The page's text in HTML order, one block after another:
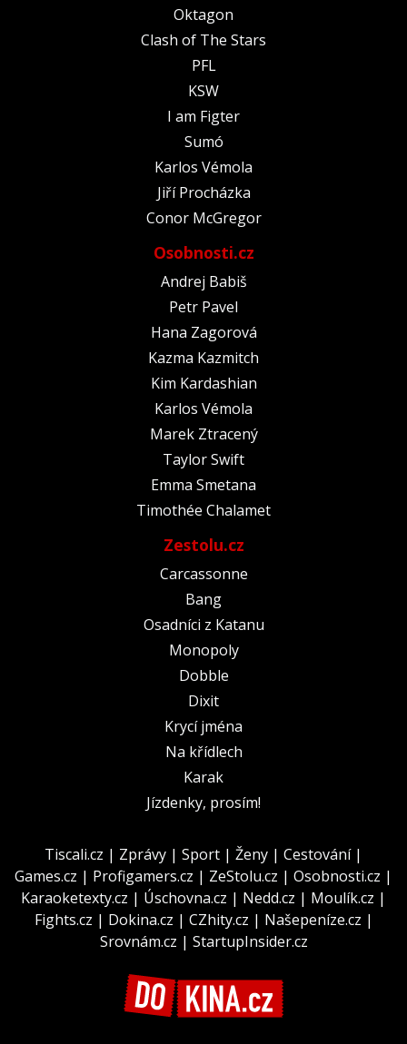
Oktagon
Clash of The Stars
PFL
KSW
I am Figter
Sumó
Karlos Vémola
Jiří Procházka
Conor McGregor
Osobnosti.cz
Andrej Babiš
Petr Pavel
Hana Zagorová
Kazma Kazmitch
Kim Kardashian
Karlos Vémola
Marek Ztracený
Taylor Swift
Emma Smetana
Timothée Chalamet
Zestolu.cz
Carcassonne
Bang
Osadníci z Katanu
Monopoly
Dobble
Dixit
Krycí jména
Na křídlech
Karak
Jízdenky, prosím!
Tiscali.cz | Zprávy | Sport | Ženy | Cestování|
Games.cz | Profigamers.cz | ZeStolu.cz | Osobnosti.cz |
Karaoketexty.cz | Úschovna.cz | Nedd.cz | Moulík.cz |
Fights.cz | Dokina.cz | CZhity.cz | Našepeníze.cz |
Srovnám.cz | StartupInsider.cz